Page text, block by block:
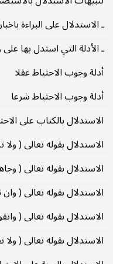
ـ الاستدلال على البراءة
ـ الأدلة التي استدل بها
أدلة وجوب الاحتياط عقلا
أدلة وجوب الاحتياط شرعا
الاستدلال بالكتاب على
الاستدلال بقوله تعالى ( ولا
الاستدلال بقوله تعالى (
الاستدلال بقوله تعالى (
الاستدلال بقوله تعالى (
الاستدلال بقوله تعالى (
فيه قاعدة أخرى هي
النهي على الأمر ،
آثارها في المقام.
التوضيح الأول ـ
ولم يقتصروا على
تنفي أكثر من الوجوب
النهي والحرمة.
وفيه : أولا ـ